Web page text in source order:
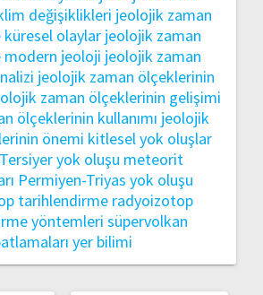
değişiklikleri jeolojik zaman
olaylar jeolojik zaman
modern jeoloji jeolojik zaman
jeolojik zaman ölçeklerinin
zaman ölçeklerinin gelişimi
ölçeklerinin kullanımı jeolojik
önemi kitlesel yok oluşlar
yok oluşu meteorit
Permiyen-Triyas yok oluşu
tarihlendirme radyoizotop
yöntemleri süpervolkan
yer bilimi